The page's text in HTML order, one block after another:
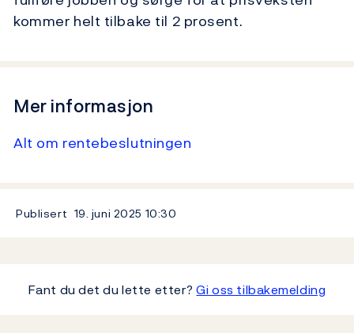
kommer helt tilbake til 2 prosent.
Mer informasjon
Alt om rentebeslutningen
Publisert 19. juni 2025 10:30
Fant du det du lette etter?Gi oss tilbakemelding